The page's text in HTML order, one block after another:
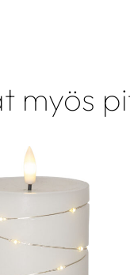
myös